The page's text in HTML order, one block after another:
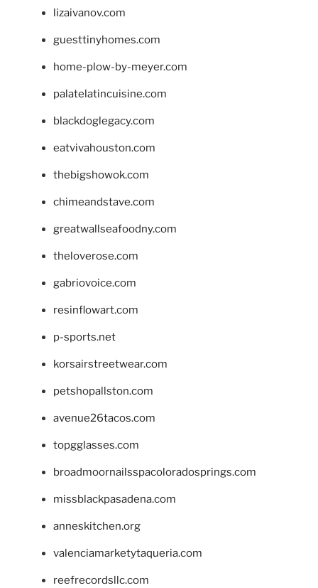
lizaivanov.com
guesttinyhomes.com
home-plow-by-meyer.com
palatelatincuisine.com
blackdoglegacy.com
eatvivahouston.com
thebigshowok.com
chimeandstave.com
greatwallseafoodny.com
theloverose.com
gabriovoice.com
resinflowart.com
p-sports.net
korsairstreetwear.com
petshopallston.com
avenue26tacos.com
topgglasses.com
broadmoornailsspacoloradosprings.com
missblackpasadena.com
anneskitchen.org
valenciamarketytaqueria.com
reefrecordsllc.com